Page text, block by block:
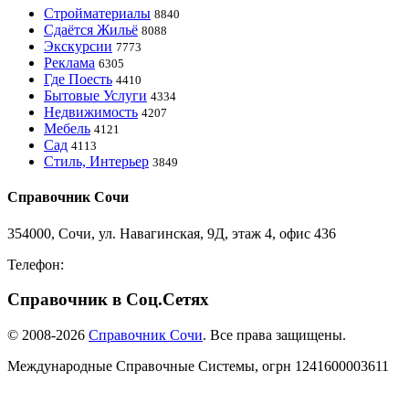
Стройматериалы 8840
Сдаётся Жильё 8088
Экскурсии 7773
Реклама 6305
Где Поесть 4410
Бытовые Услуги 4334
Недвижимость 4207
Мебель 4121
Сад 4113
Стиль, Интерьер 3849
Справочник Сочи
354000, Сочи, ул. Навагинская, 9Д, этаж 4, офис 436
Телефон:
Справочник в Соц.Сетях
© 2008-2026 Справочник Сочи. Все права защищены.
Международные Справочные Системы, огрн 1241600003611